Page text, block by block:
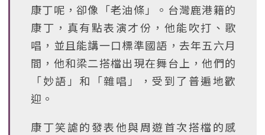
康丁呢，卻像「老油條」。台灣鹿港籍的
康丁，真有點表演才份，他能吹打、歌
唱，並且能講一口標準國語，去年五六月
間，他和梁二搭檔出現在舞台上，他們的
「妙語」和「雜唱」，受到了普遍地歡
迎。
康丁笑謔的發表他與周遊首次搭檔的感